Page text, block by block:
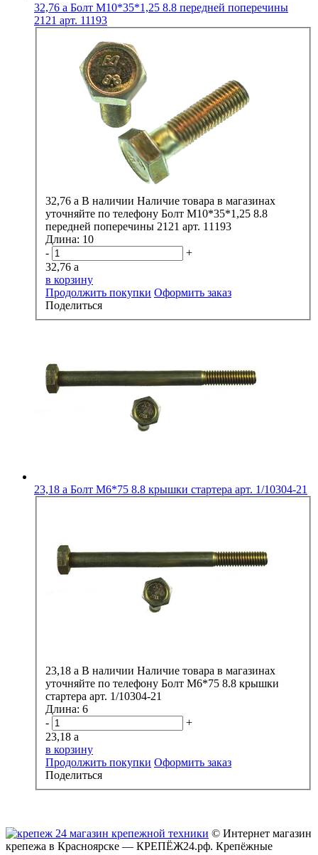
32,76 a Болт М10*35*1,25 8.8 передней поперечины
2121 арт. 11193
32,76 a В наличии Наличие товара в магазинах
уточняйте по телефону Болт М10*35*1,25 8.8
передней поперечины 2121 арт. 11193
Длина: 10
-
+
32,76 a
в корзину
Продолжить покупки Оформить заказ
Поделиться
23,18 a Болт М6*75 8.8 крышки стартера арт. 1/10304-21
23,18 a В наличии Наличие товара в магазинах
уточняйте по телефону Болт М6*75 8.8 крышки
стартера арт. 1/10304-21
Длина: 6
-
+
23,18 a
в корзину
Продолжить покупки Оформить заказ
Поделиться
© Интернет магазин
крепежа в Красноярске — КРЕПЁЖ24.рф. Крепёжные